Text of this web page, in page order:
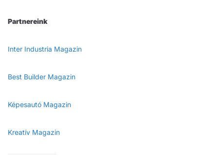
Partnereink
Inter Industria Magazin
Best Builder Magazin
Képesautó Magazin
Kreatív Magazin